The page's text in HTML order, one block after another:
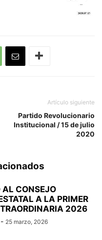
Artículo siguiente
Partido Revolucionario
Institucional / 15 de julio
2020
AL CONSEJO
A LA PRIMER
2026
- 25 marzo, 2026